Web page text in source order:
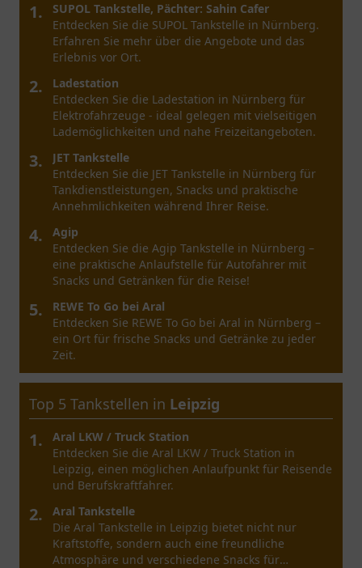
1.
SUPOL Tankstelle, Pächter: Sahin Cafer
Entdecken Sie die SUPOL Tankstelle in Nürnberg.
Erfahren Sie mehr über die Angebote und das
Erlebnis vor Ort.
2.
Ladestation
Entdecken Sie die Ladestation in Nürnberg für
Elektrofahrzeuge - ideal gelegen mit vielseitigen
Lademöglichkeiten und nahe Freizeitangeboten.
3.
JET Tankstelle
Entdecken Sie die JET Tankstelle in Nürnberg für
Tankdienstleistungen, Snacks und praktische
Annehmlichkeiten während Ihrer Reise.
4.
Agip
Entdecken Sie die Agip Tankstelle in Nürnberg –
eine praktische Anlaufstelle für Autofahrer mit
Snacks und Getränken für die Reise!
5.
REWE To Go bei Aral
Entdecken Sie REWE To Go bei Aral in Nürnberg –
ein Ort für frische Snacks und Getränke zu jeder
Zeit.
Top 5 Tankstellen in Leipzig
1.
Aral LKW / Truck Station
Entdecken Sie die Aral LKW / Truck Station in
Leipzig, einen möglichen Anlaufpunkt für Reisende
und Berufskraftfahrer.
2.
Aral Tankstelle
Die Aral Tankstelle in Leipzig bietet nicht nur
Kraftstoffe, sondern auch eine freundliche
Atmosphäre und verschiedene Snacks für